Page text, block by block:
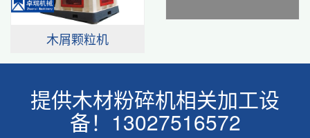
木屑颗粒机
提供木材粉碎机相关加工设
备！13027516572